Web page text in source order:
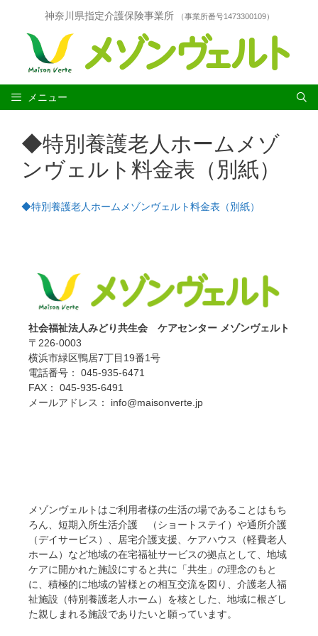
キ
神奈川県指定介護保険事業所 （事業所番号1473300109）
メニュー
◆特別養護老人ホームメゾ
ンヴェルト料金表（別紙）
◆特別養護老人ホームメゾンヴェルト料金表（別紙）
社会福祉法人みどり共生会 ケアセンター メゾンヴェルト
〒226-0003
横浜市緑区鴨居7丁目19番1号
電話番号： 045-935-6471
FAX： 045-935-6491
メールアドレス： info@maisonverte.jp
メゾンヴェルトはご利用者様の生活の場であることはもち
ろん、短期入所生活介護 （ショートステイ）や通所介護
（デイサービス）、居宅介護支援、ケアハウス（軽費老人
ホーム）など地域の在宅福祉サービスの拠点として、地域
ケアに開かれた施設にすると共に「共生」の理念のもと
に、積極的に地域の皆様との相互交流を図り、介護老人福
祉施設（特別養護老人ホーム）を核とした、地域に根ざし
た親しまれる施設でありたいと願っています。